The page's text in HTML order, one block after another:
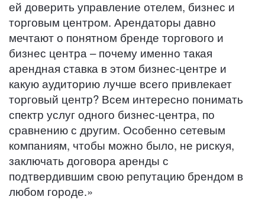
ей доверить управление отелем, бизнес и
торговым центром. Арендаторы давно
мечтают о понятном бренде торгового и
бизнес центра – почему именно такая
арендная ставка в этом бизнес-центре и
какую аудиторию лучше всего привлекает
торговый центр? Всем интересно понимать
спектр услуг одного бизнес-центра, по
сравнению с другим. Особенно сетевым
компаниям, чтобы можно было, не рискуя,
заключать договора аренды с
подтвердившим свою репутацию брендом в
любом городе.»